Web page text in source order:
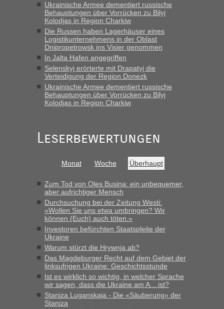
Berichte und Reisetipps • Re: An welchem
Grenzübergang zwischen Polen und der Ukraine geht es am
schnellsten?
„Wir sind mit unserem Wohnmobil, wie geplant am Montag
15.6. in Krakovets rüber. Sehr zeitig los gegen 5 Uhr in der
Früh. Mit sehr sehr wenig Verkehr, super bis zur Grenze. Nur
8 PKW vor der Schranke....“
inBerichte und Reisetipps • Re: An welchem
Grenzübergang zwischen Polen und der Ukraine geht es am
in Krakowez mit dem Kleinbus. Abfertigung ging dann
schnell da auch Passagiere mit EU-Pass dabei waren“
Berichte und Reisetipps • Re: An welchem
Grenzübergang zwischen Polen und der Ukraine geht es am
schnellsten?
„Bin am Montag 15.6.26 um 8 Uhr in Urgyniw ausgereist,
das erste Mal an einem Montagmorgen ca. 15 Fahrzeuge
vor mir, bin sonst der Erste oder Zweite, egal, nach ca 20
Minuten wurde dann die nächste Welle...“
Berichte und Reisetipps • Re: An welchem
Grenzübergang zwischen Polen und der Ukraine geht es am
schnellsten?
„Derzeit, ist es überall sehr voll an den Grenzen Ukraine/
Polen. Zb. Krakovets 100 PKW ca. 10 h Wartezeit. Wollen
Montag rüber, versuchen es sehr früh.“
Ukrainische Armee dementiert russische
Behauptungen über Vorrücken zu Bilyj
Kolodjas in Region Charkiw
Die Russen haben Lagerhäuser eines
Logistikunternehmens in der Oblast
Dnipropetrowsk ins Visier genommen
In Jalta Hafen angegriffen
Selenskyj erörterte mit Drapatyj die
Verteidigung der Region Donezk
Ukrainische Armee dementiert russische
Behauptungen über Vorrücken zu Bilyj
Kolodjas in Region Charkiw
Leserbewertungen
Monat Woche Überhaupt
Zum Tod von Oles Busina: ein unbequemer,
aber aufrichtiger Mensch
Durchsuchung bei der Zeitung Westi:
«Wollen Sie uns etwa umbringen? Wir
können (Euch) auch töten.»
Investoren befürchten Staatspleite der
Ukraine
Warum stürzt die Hrywnja ab?
Das Magdeburger Recht auf dem Gebiet der
linksufrigen Ukraine: Geschichtsstunde
Ist es wirklich so wichtig, in welcher Sprache
wir sagen, dass die Ukraine am A... ist?
Staniza Luganskaja - Die «Säuberung» der
Staniza